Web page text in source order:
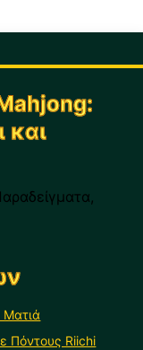
και
Ματιά
Πόντους Riichi